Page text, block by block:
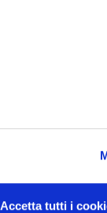
Accetta tutti i